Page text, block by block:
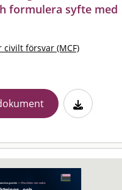
formulera syfte med
försvar (MCF)